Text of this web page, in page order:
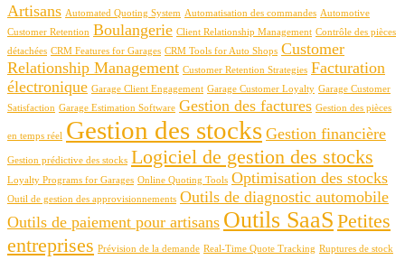
Artisans Automated Quoting System Automatisation des commandes Automotive
Customer Retention Boulangerie Client Relationship Management Contrôle des pièces
détachées CRM Features for Garages CRM Tools for Auto Shops Customer
Relationship Management Customer Retention Strategies Facturation
électronique Garage Client Engagement Garage Customer Loyalty Garage Customer
Satisfaction Garage Estimation Software Gestion des factures Gestion des pièces
en temps réel Gestion des stocks Gestion financière
Gestion prédictive des stocks Logiciel de gestion des stocks
Loyalty Programs for Garages Online Quoting Tools Optimisation des stocks
Outil de gestion des approvisionnements Outils de diagnostic automobile
Outils de paiement pour artisans Outils SaaS Petites
entreprises Prévision de la demande Real-Time Quote Tracking Ruptures de stock